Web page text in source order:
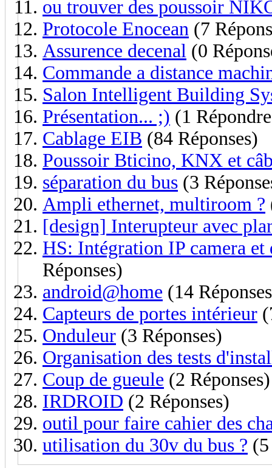
ou trouver des poussoir
Protocole Enocean (7
Assurence decenal (0
Commande a distance
Salon Intelligent Building
Présentation... ;) (1
Cablage EIB (84 Réponses)
Poussoir Bticino, KNX et
séparation du bus (3
Ampli ethernet, multiroom ?
[design] Interupteur avec
HS: Intégration IP camera
Réponses)
android@home (14
Capteurs de portes intérieur
Onduleur (3 Réponses)
Organisation des tests
Coup de gueule (2 Réponses)
IRDROID (2 Réponses)
outil pour faire cahier des
utilisation du 30v du bus ?